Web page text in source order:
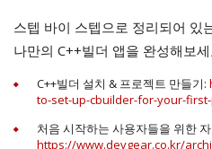
스텝 바이 스텝으로 정리되어 있
나만의 C++빌더 앱을 완성해보세
C++빌더 설치 & 프로젝트 만들기:
to-set-up-cbuilder-for-your-
처음 시작하는 사용자들을 위한
https://www.devgear.co.kr/